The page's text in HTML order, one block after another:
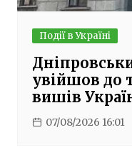
Події в Україні
увійшов до
вишів
07/08/2026 16:01